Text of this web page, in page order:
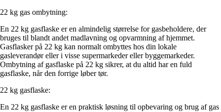
22 kg gas ombytning:
En 22 kg gasflaske er en almindelig størrelse for gasbeholdere, der
bruges til blandt andet madlavning og opvarmning af hjemmet.
Gasflasker på 22 kg kan normalt ombyttes hos din lokale
gasleverandør eller i visse supermarkeder eller byggemarkeder.
Ombytning af gasflaske på 22 kg sikrer, at du altid har en fuld
gasflaske, når den forrige løber tør.
22 kg gasflaske:
En 22 kg gasflaske er en praktisk løsning til opbevaring og brug af gas